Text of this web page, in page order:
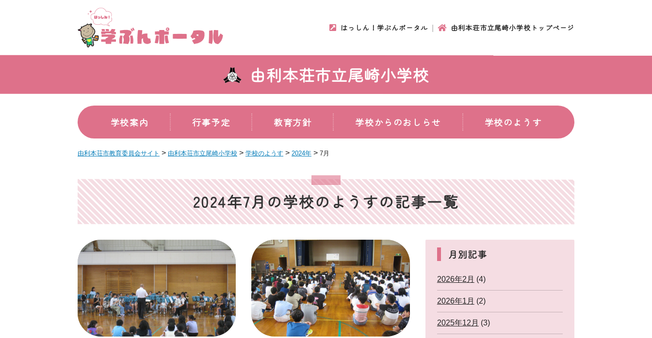
はっしん！学ぶんポータル 由利本荘市立尾崎小学校トップページ
由利本荘市立尾崎小学校
学校案内 行事予定 教育方針 学校からのおしらせ 学校のようす
由利本荘市教育委員会サイト > 由利本荘市立尾崎小学校 > 学校のようす > 2024年 > 7月
2024年7月の学校のようすの記事一覧
月別記事
2026年2月 (4)
2026年1月 (2)
2025年12月 (3)